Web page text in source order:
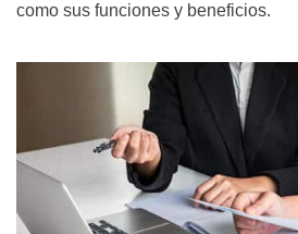
como sus funciones y beneficios.